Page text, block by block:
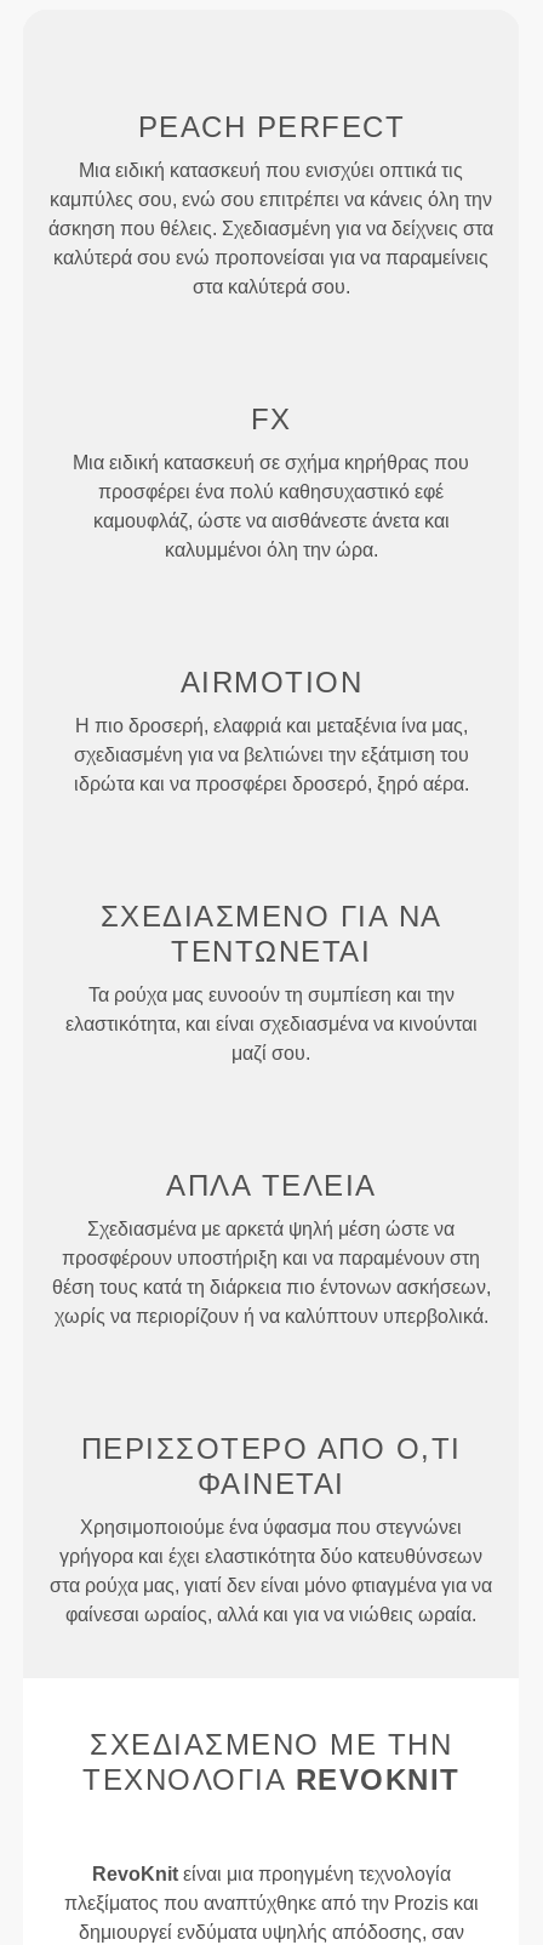
PEACH PERFECT
Μια ειδική κατασκευή που ενισχύει οπτικά τις
καμπύλες σου, ενώ σου επιτρέπει να κάνεις όλη την
άσκηση που θέλεις. Σχεδιασμένη για να δείχνεις στα
καλύτερά σου ενώ προπονείσαι για να παραμείνεις
στα καλύτερά σου.
FX
Μια ειδική κατασκευή σε σχήμα κηρήθρας που
προσφέρει ένα πολύ καθησυχαστικό εφέ
καμουφλάζ, ώστε να αισθάνεστε άνετα και
καλυμμένοι όλη την ώρα.
AIRMOTION
Η πιο δροσερή, ελαφριά και μεταξένια ίνα μας,
σχεδιασμένη για να βελτιώνει την εξάτμιση του
ιδρώτα και να προσφέρει δροσερό, ξηρό αέρα.
ΣΧΕΔΙΑΣΜΈΝΟ ΓΙΑ ΝΑ
ΤΕΝΤΏΝΕΤΑΙ
Τα ρούχα μας ευνοούν τη συμπίεση και την
ελαστικότητα, και είναι σχεδιασμένα να κινούνται
μαζί σου.
ΑΠΛΆ ΤΈΛΕΙΑ
Σχεδιασμένα με αρκετά ψηλή μέση ώστε να
προσφέρουν υποστήριξη και να παραμένουν στη
θέση τους κατά τη διάρκεια πιο έντονων ασκήσεων,
χωρίς να περιορίζουν ή να καλύπτουν υπερβολικά.
ΠΕΡΙΣΣΌΤΕΡΟ ΑΠΌ Ό,ΤΙ
ΦΑΊΝΕΤΑΙ
Χρησιμοποιούμε ένα ύφασμα που στεγνώνει
γρήγορα και έχει ελαστικότητα δύο κατευθύνσεων
στα ρούχα μας, γιατί δεν είναι μόνο φτιαγμένα για να
φαίνεσαι ωραίος, αλλά και για να νιώθεις ωραία.
ΣΧΕΔΙΑΣΜΈΝΟ ΜΕ ΤΗΝ
ΤΕΧΝΟΛΟΓΊΑ REVOKNIT
RevoKnitείναι μια προηγμένη τεχνολογία
πλεξίματος που αναπτύχθηκε από την Prozis και
δημιουργεί ενδύματα υψηλής απόδοσης, σαν